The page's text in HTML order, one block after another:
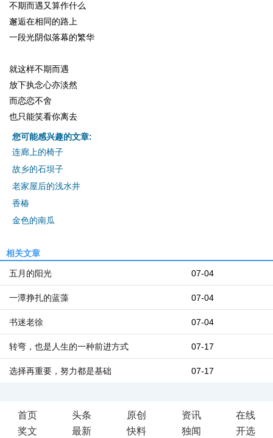
不期而遇又算作什么
邂逅在相同的路上
一段光阴似落幕的繁华
就这样不期而遇
放下执念心亦淡然
而恋恋不舍
也只能笑看你离去
您可能感兴趣的文章:
连廊上的椅子
故乡的石坝子
老家屋后的浅水井
香椿
金色的南瓜
相关文章
07-04
五月的阳光
07-04
一潭挣扎的蓝藻
07-04
书迷老徐
07-17
转弯，也是人生的一种前进方式
07-17
选择再重要，努力都是基础
首页 头条 原创 资讯
在线
奖文
最新 快料 独闻 开选